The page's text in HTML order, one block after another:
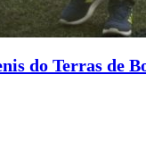
do Terras de